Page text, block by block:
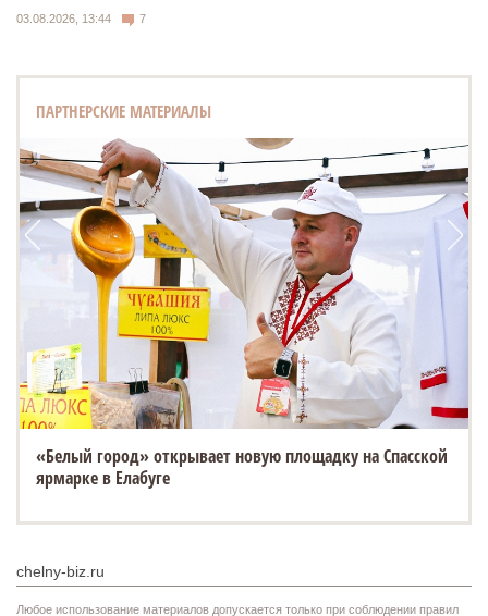
03.08.2026, 13:44 7
ПАРТНЕРСКИЕ МАТЕРИАЛЫ
ESTEO MX уже в ТТС: 3 экрана, искусственный интеллект
и полный привод
chelny-biz.ru
Любое использование материалов допускается только при соблюдении правил